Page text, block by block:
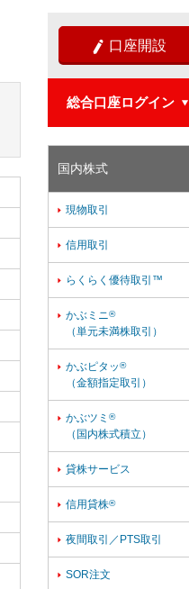
 口座開設
総合口座ログイン
国内株式
 現物取引
 信用取引
 らくらく優待取引™
 かぶミニ®
（単元未満株取引）
 かぶピタッ®
（金額指定取引）
 かぶツミ®
（国内株式積立）
 貸株サービス
 信用貸株®
 夜間取引／PTS取引
 SOR注文